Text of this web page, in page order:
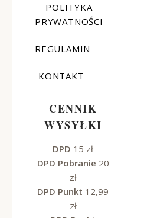
POLITYKA
PRYWATNOŚCI
REGULAMIN
KONTAKT
CENNIK
WYSYŁKI
DPD 15 zł
DPD Pobranie 20
zł
DPD Punkt 12,99
zł